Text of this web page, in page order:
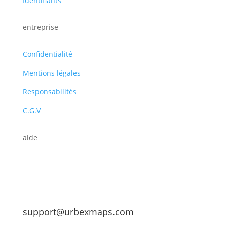
entreprise
Confidentialité
Mentions légales
Responsabilités
C.G.V
aide
support@urbexmaps.com